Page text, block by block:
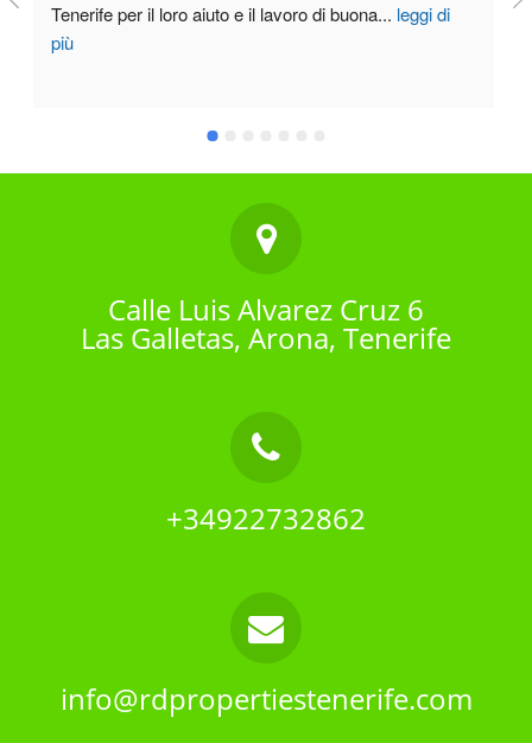
dello scorso anno nel sud di Tenerife ha...leggi di più
Calle Luis Alvarez Cruz 6
Las Galletas, Arona, Tenerife
+34922732862
info@rdpropertiestenerife.com